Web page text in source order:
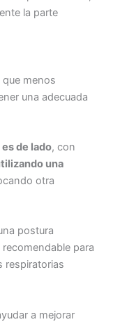
la parte
que menos
una adecuada
de lado, con
una
otra
postura
para
respiratorias
a mejorar